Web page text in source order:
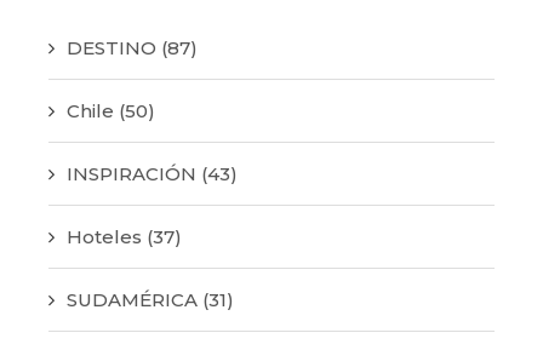
DESTINO (87)
Chile (50)
INSPIRACIÓN (43)
Hoteles (37)
SUDAMÉRICA (31)